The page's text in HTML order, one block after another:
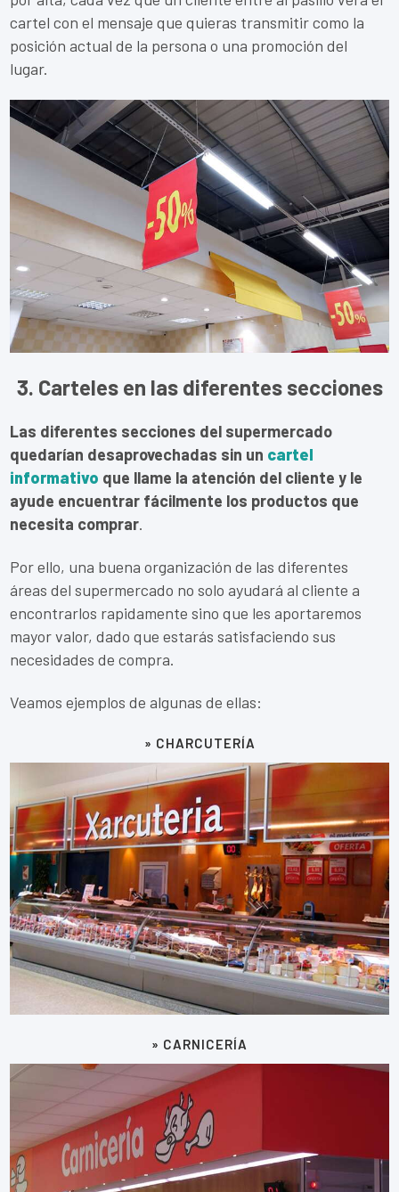
cartel con el mensaje que quieras transmitir como la
posición actual de la persona o una promoción del
lugar.
3. Carteles en las diferentes secciones
Las diferentes secciones del supermercado
quedarían desaprovechadas sin un cartel
informativo que llame la atención del cliente y le
ayude encuentrar fácilmente los productos que
necesita comprar.
Por ello, una buena organización de las diferentes
áreas del supermercado no solo ayudará al cliente a
encontrarlos rapidamente sino que les aportaremos
mayor valor, dado que estarás satisfaciendo sus
necesidades de compra.
Veamos ejemplos de algunas de ellas:
» CHARCUTERÍA
» CARNICERÍA